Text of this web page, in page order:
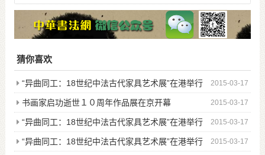
猜你喜欢
2015-03-17
“异曲同工：18世纪中法古代家具艺术展”在港举行
图
2015-03-17
书画家启功逝世１０周年作品展在京开幕
2015-03-17
“异曲同工：18世纪中法古代家具艺术展”在港举行
2015-03-17
“异曲同工：18世纪中法古代家具艺术展”在港举行